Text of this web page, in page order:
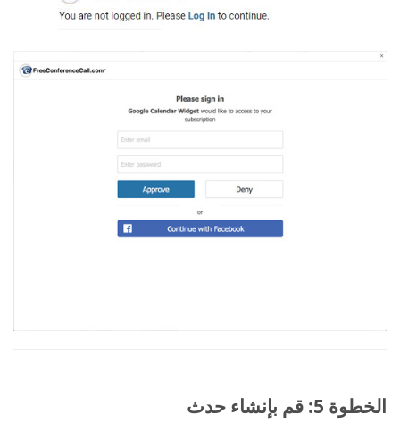
الخطوة 5: قم بإنشاء حدث